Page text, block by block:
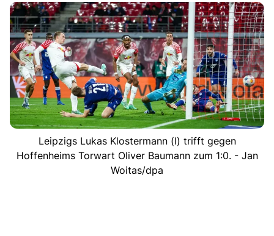
Leipzigs Lukas Klostermann (l) trifft gegen
Hoffenheims Torwart Oliver Baumann zum 1:0. - Jan
Woitas/dpa